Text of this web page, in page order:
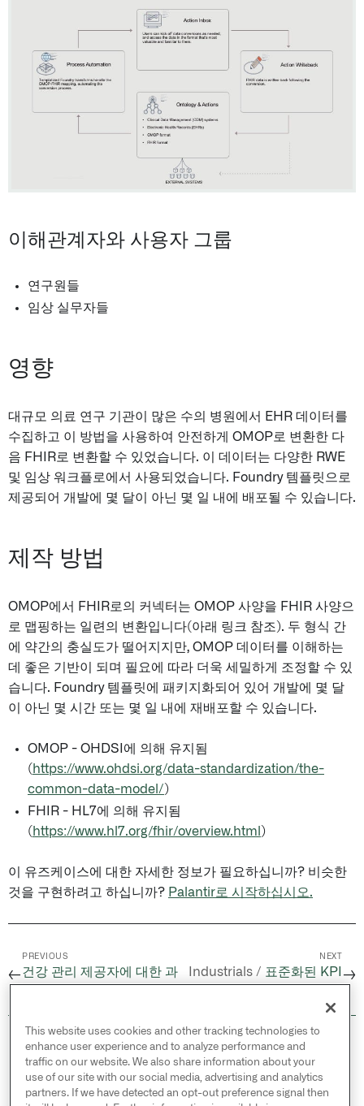
이해관계자와 사용자 그룹
연구원들
임상 실무자들
영향
대규모 의료 연구 기관이 많은 수의 병원에서 EHR 데이터를
수집하고 이 방법을 사용하여 안전하게 OMOP로 변환한 다
음 FHIR로 변환할 수 있었습니다. 이 데이터는 다양한 RWE
및 임상 워크플로에서 사용되었습니다. Foundry 템플릿으로
제공되어 개발에 몇 달이 아닌 몇 일 내에 배포될 수 있습니다.
제작 방법
OMOP에서 FHIR로의 커넥터는 OMOP 사양을 FHIR 사양으
로 맵핑하는 일련의 변환입니다(아래 링크 참조). 두 형식 간
에 약간의 충실도가 떨어지지만, OMOP 데이터를 이해하는
데 좋은 기반이 되며 필요에 따라 더욱 세밀하게 조정할 수 있
습니다. Foundry 템플릿에 패키지화되어 있어 개발에 몇 달
이 아닌 몇 시간 또는 몇 일 내에 재배포할 수 있습니다.
OMOP - OHDSI에 의해 유지됨
( https://www.ohdsi.org/data-standardization/the-
common-data-model/)
FHIR - HL7에 의해 유지됨
( https://www.hl7.org/fhir/overview.html )
이 유즈케이스에 대한 자세한 정보가 필요하십니까? 비슷한
것을 구현하려고 하십니까? Palantir로 시작하십시오.
←
PREVIOUS
건강 관리 제공자에 대한 과
NEXT
Industrials / 표준화된 KPI →
© 2026 Palantir Technologies Inc. All rights
reserved.
Cookies Statement ↗
This website uses cookies and other tracking technologies to
enhance user experience and to analyze performance and
traffic on our website. We also share information about your
use of our site with our social media, advertising and analytics
partners. If we have detected an opt-out preference signal then